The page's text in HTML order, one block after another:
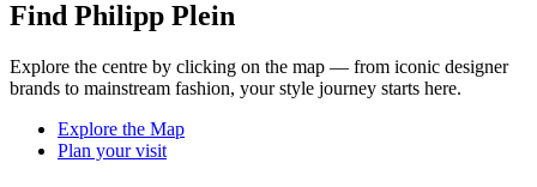
Find Philipp Plein
Explore the centre by clicking on the map — from iconic designer
brands to mainstream fashion, your style journey starts here.
Explore the Map
Plan your visit